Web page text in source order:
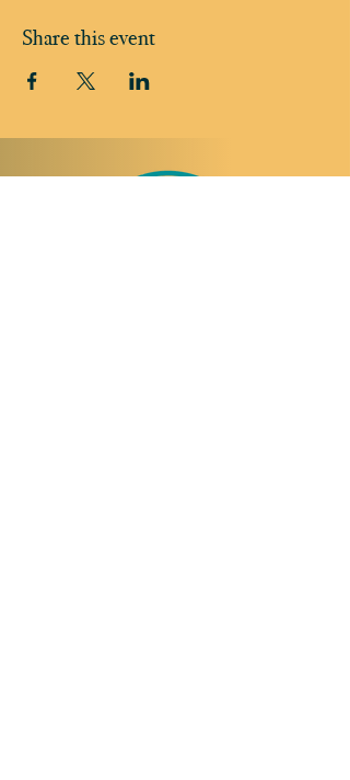
Share this event